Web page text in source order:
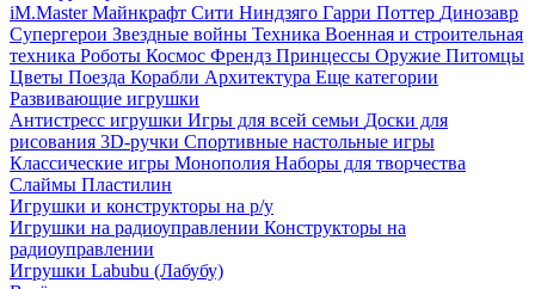
iM.Master Майнкрафт Сити Ниндзяго Гарри Поттер Динозавр
Супергерои Звездные войны Техника Военная и строительная
техника Роботы Космос Френдз Принцессы Оружие Питомцы
Цветы Поезда Корабли Архитектура Еще категории
Развивающие игрушки
Антистресс игрушки Игры для всей семьи Доски для
рисования 3D-ручки Спортивные настольные игры
Классические игры Монополия Наборы для творчества
Слаймы Пластилин
Игрушки и конструкторы на р/у
Игрушки на радиоуправлении Конструкторы на
радиоуправлении
Игрушки Labubu (Лабубу)